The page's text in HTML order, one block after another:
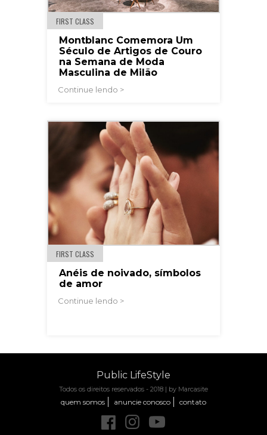
FIRST CLASS
Montblanc Comemora Um
Século de Artigos de Couro
na Semana de Moda
Masculina de Milão
Continue lendo >
FIRST CLASS
Anéis de noivado, símbolos
de amor
Continue lendo >
Public LifeStyle
Todos os direitos reservados - 2018 | by Marcasite
quem somos anuncie conosco contato